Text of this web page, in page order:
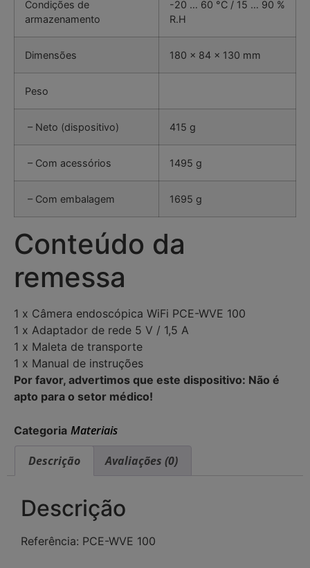
Condições de
armazenamento
-20 … 60 °C / 15 … 90 %
R.H
Dimensões 180 x 84 x 130 mm
Peso
– Neto (dispositivo) 415 g
– Com acessórios 1495 g
– Com embalagem 1695 g
Conteúdo da
remessa
1 x Câmera endoscópica WiFi PCE-WVE 100
1 x Adaptador de rede 5 V / 1,5 A
1 x Maleta de transporte
1 x Manual de instruções
Por favor, advertimos que este dispositivo: Não é
apto para o setor médico!
Categoria Materiais
Descrição
Avaliações (0)
Descrição
Referência: PCE-WVE 100